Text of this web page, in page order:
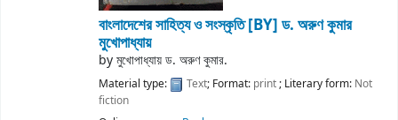
বাংলাদেশের সাহিত্য ও সংস্কৃতি[BY] ড. অরুণ কুমার
মুখোপাধ্যায়
byমুখোপাধ্যায় ড. অরুণ কুমার.
Material type: Text; Format: print; Literary form: Not
fiction